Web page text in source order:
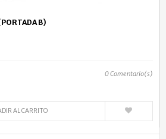
B)
0Comentario(s)
AL CARRITO